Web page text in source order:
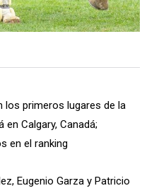
los primeros lugares de la
Calgary, Canadá;
en el ranking
Eugenio Garza y Patricio